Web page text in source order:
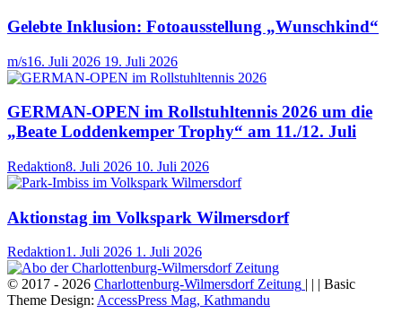
Gelebte Inklusion: Fotoausstellung „Wunschkind“
m/s16. Juli 2026 19. Juli 2026
GERMAN-OPEN im Rollstuhltennis 2026 um die
„Beate Loddenkemper Trophy“ am 11./12. Juli
Redaktion8. Juli 2026 10. Juli 2026
Aktionstag im Volkspark Wilmersdorf
Redaktion1. Juli 2026 1. Juli 2026
© 2017 - 2026 Charlottenburg-Wilmersdorf Zeitung | | | Basic
Theme Design: AccessPress Mag, Kathmandu